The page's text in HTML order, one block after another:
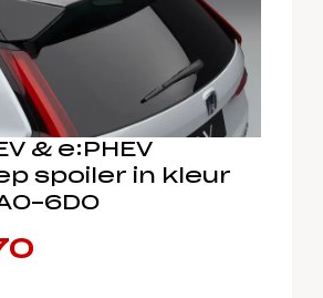
& e:PHEV
spoiler in kleur
6D0